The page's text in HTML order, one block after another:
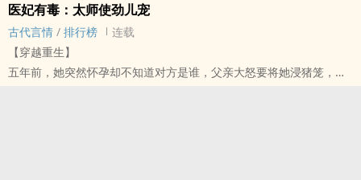
医妃有毒：太师使劲儿宠
古代言情 / 排行榜
连载
【穿越重生】
五年前，她突然怀孕却不知道对方是谁，父亲大怒要将她浸猪笼，还